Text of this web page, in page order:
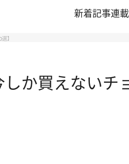
新着記事連載
】
しか買えない